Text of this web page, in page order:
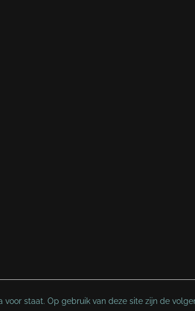
voor staat. Op gebruik van deze site zijn de